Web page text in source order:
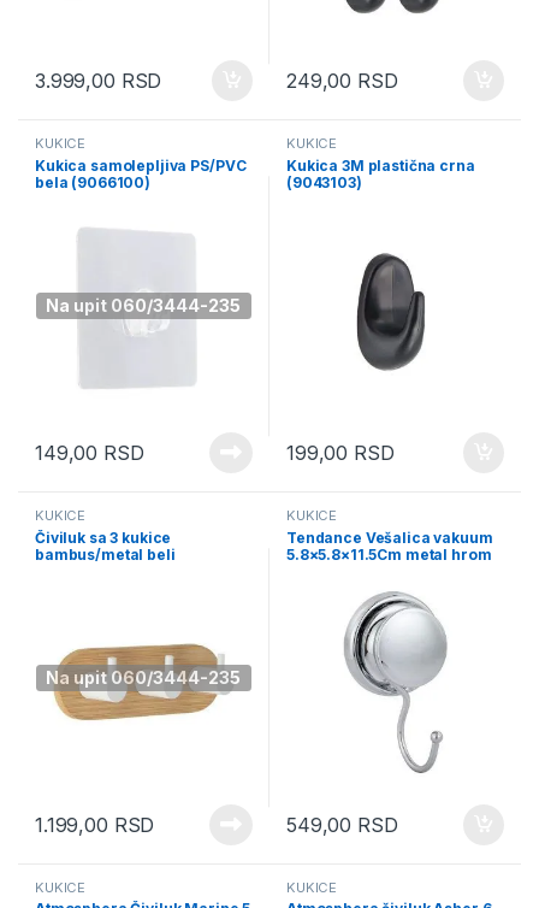
3.999,00 RSD 249,00 RSD
Na upit 060/3444-235
KUKICE
Kukica samolepljiva PS/PVC
bela (9066100)
149,00 RSD
KUKICE
Kukica 3M plastična crna
(9043103)
199,00 RSD
Na upit 060/3444-235
KUKICE
Čiviluk sa 3 kukice
bambus/metal beli
1.199,00 RSD
KUKICE
Tendance Vešalica vakuum
5.8×5.8×11.5Cm metal hrom
549,00 RSD
KUKICE KUKICE